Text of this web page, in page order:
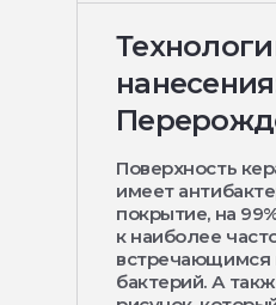
Поверхность
имеет
покрытие, на
к наиболее
встречающимся
бактерий. А